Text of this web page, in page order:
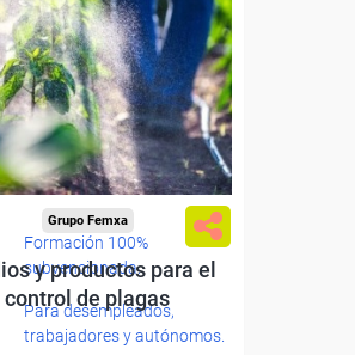
Formación 100%
subvencionada.
Para desempleados,
trabajadores y autónomos.
Grupo Femxa
y productos para el
control de plagas